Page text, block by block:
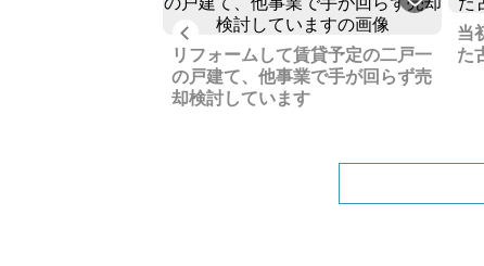
Previous
リフォームして賃貸予定の二戸一
の戸建て、他事業で手が回らず売
却検討しています
当
た